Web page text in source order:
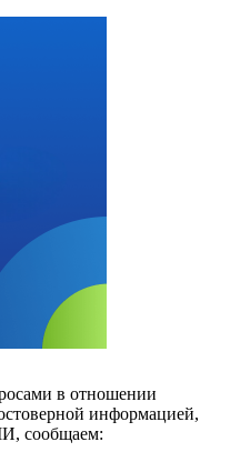
в отношении
информацией,
сообщаем: